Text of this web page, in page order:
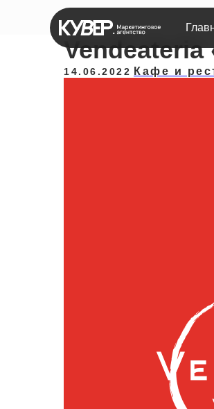
Vendeateria
14.06.2022 Кафе и